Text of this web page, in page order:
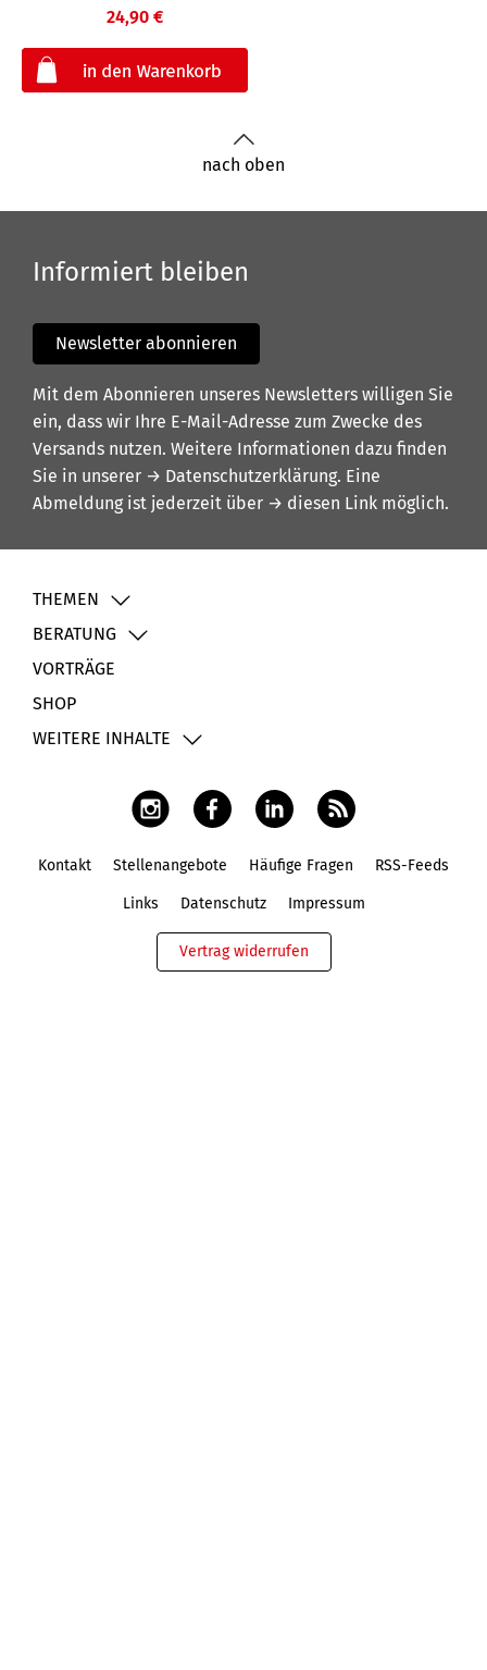
24,90 €
nach oben
Informiert bleiben
Newsletter abonnieren
Mit dem Abonnieren unseres Newsletters willigen Sie
ein, dass wir Ihre E-Mail-Adresse zum Zwecke des
Versands nutzen. Weitere Informationen dazu finden
Sie in unserer → Datenschutzerklärung. Eine
Abmeldung ist jederzeit über → diesen Link möglich.
THEMEN
BERATUNG
VORTRÄGE
SHOP
WEITERE INHALTE
Kontakt Stellenangebote Häufige Fragen RSS-Feeds
Links Datenschutz Impressum
Vertrag widerrufen